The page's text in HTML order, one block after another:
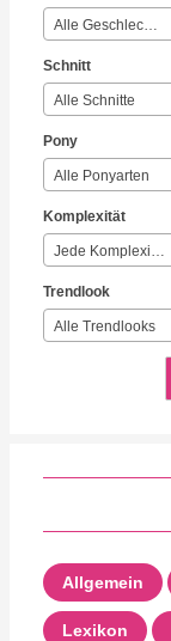
Alle Geschlechter
Schnitt
Alle Schnitte
Pony
Alle Ponyarten
Komplexität
Jede Komplexität
Trendlook
Alle Trendlooks
Allgemein
Lexikon